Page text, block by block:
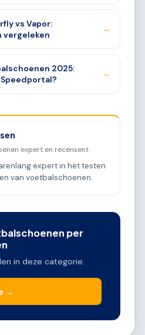
vs Vapor:
vergeleken
→
2025:
→
expert en recensent
expert in het testen
van voetbalschoenen.
per
in deze categorie.
→